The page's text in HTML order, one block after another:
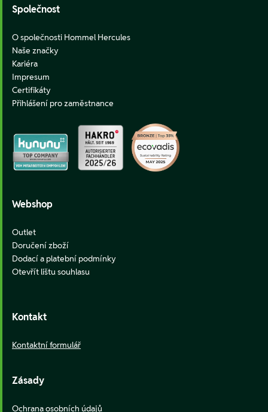
Společnost
O společnosti Hommel Hercules
Naše značky
Kariéra
Impresum
Certifikáty
Přihlášení pro zaměstnance
Webshop
Outlet
Doručení zboží
Dodací a platební podmínky
Otevřít lištu souhlasu
Kontakt
Kontaktní formulář
Zásady
Ochrana osobních údajů